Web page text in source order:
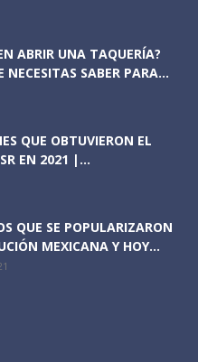
ABRIR UNA TAQUERÍA?
NECESITAS SABER PARA...
QUE OBTUVIERON EL
EN 2021 |...
QUE SE POPULARIZARON
MEXICANA Y HOY...